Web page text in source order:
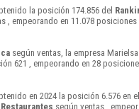
la posición 174.856 del
, empeorando en 11.078
según ventas, la empresa
621 , empeorando en 28
en 2024 la posición 6.576 en el
según ventas ,